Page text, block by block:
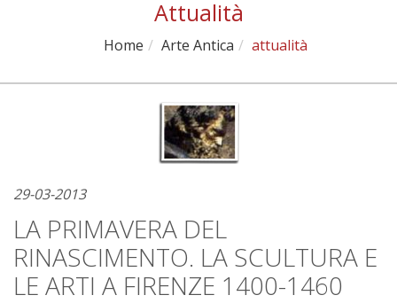
Attualità
Home Arte Antica attualità
29-03-2013
LA PRIMAVERA DEL
RINASCIMENTO. LA SCULTURA E
LE ARTI A FIRENZE 1400-1460